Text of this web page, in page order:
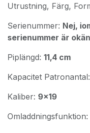
Utrustning, Färg,
Serienummer: Nej,
serienummer är
Piplängd: 11,4 cm
Kapacitet Patronantal:
Kaliber: 9x19
Omladdningsfunktion: